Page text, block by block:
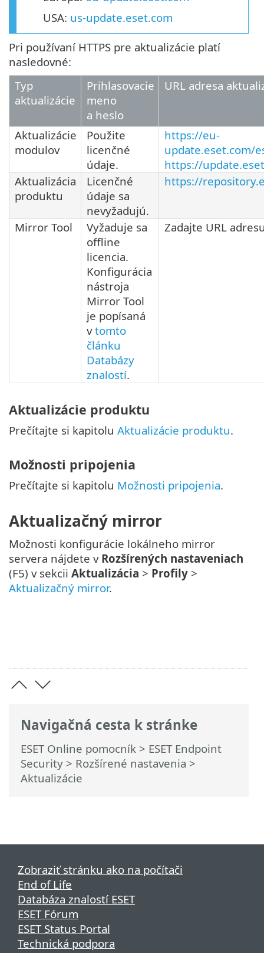
Navigačná cesta k stránke
ESET Online pomocník > ESET Endpoint
Security > Rozšírené nastavenia >
Aktualizácie
USA: us-update.eset.com
Pri používaní HTTPS pre aktualizácie platí
nasledovné:
Typ
aktualizácie
Prihlasovacie
meno
a heslo
URL adresa
Aktualizácie
modulov
Použite
licenčné
údaje.
https://eu-
update.eset.com/
https://
Aktualizácia
produktu
Licenčné
údaje sa
nevyžadujú.
https://
Mirror Tool
Vyžaduje sa
offline
licencia.
Konfigurácia
nástroja
Mirror Tool
je popísaná
vtomto
článku
Databázy
znalostí.
Zadajte URL
Aktualizácie produktu
Prečítajte si kapitolu Aktualizácie produktu.
Možnosti pripojenia
Prečítajte si kapitolu Možnosti pripojenia.
Aktualizačný mirror
Možnosti konfigurácie lokálneho mirror
servera nájdete v Rozšírených nastaveniach
(F5) v sekcii Aktualizácia > Profily >
Aktualizačný mirror.
Zobraziť stránku ako na počítači
End of Life
Databáza znalostí ESET
ESET Fórum
ESET Status Portal
Technická podpora